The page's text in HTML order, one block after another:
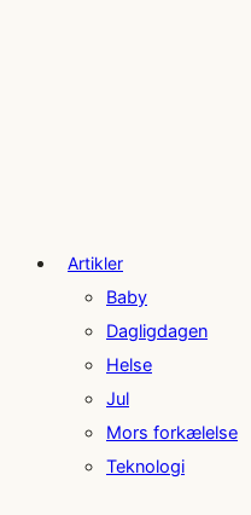
Artikler
Baby
Dagligdagen
Helse
Jul
Mors forkælelse
Teknologi